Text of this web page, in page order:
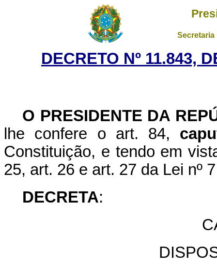
DECRETO Nº 11.843,
O PRESIDENTE DA
lhe confere o art. 84,
Constituição, e tendo em
25, art. 26 e art. 27 da Lei nº
DECRETA: